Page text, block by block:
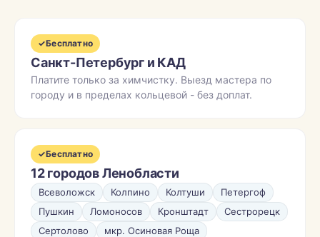
✓Бесплатно
Санкт-Петербург и КАД
Платите только за химчистку. Выезд мастера по
городу и в пределах кольцевой - без доплат.
✓Бесплатно
12 городов Ленобласти
Всеволожск Колпино Колтуши
Петергоф
Пушкин
Ломоносов Кронштадт
Сестрорецк
Сертолово
мкр. Осиновая Роща